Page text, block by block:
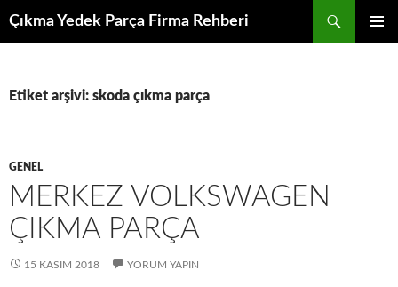
atla
Çıkma Yedek Parça Firma Rehberi
Etiket arşivi: skoda çıkma parça
GENEL
MERKEZ VOLKSWAGEN
ÇIKMA PARÇA
15 KASIM 2018 YORUM YAPIN